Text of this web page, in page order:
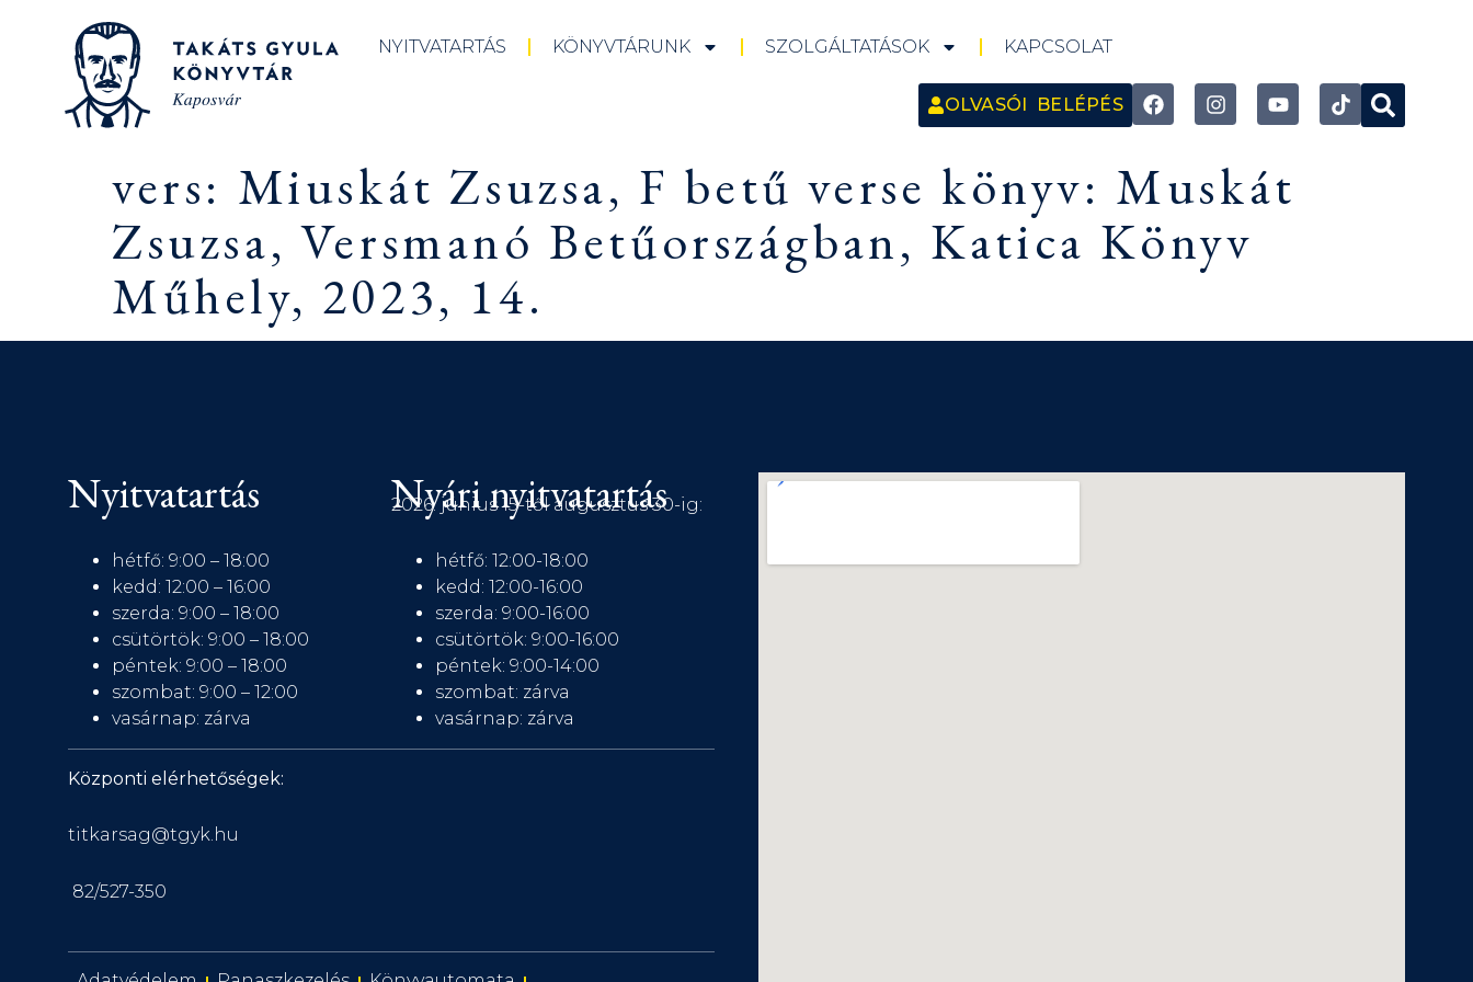
NYITVATARTÁS KÖNYVTÁRUNK SZOLGÁLTATÁSOK KAPCSOLAT
OLVASÓI BELÉPÉS
vers: Miuskát Zsuzsa, F betű verse könyv: Muskát
Zsuzsa, Versmanó Betűországban, Katica Könyv
Műhely, 2023, 14.
Nyitvatartás
hétfő: 9:00 – 18:00
kedd: 12:00 – 16:00
szerda: 9:00 – 18:00
csütörtök: 9:00 – 18:00
péntek: 9:00 – 18:00
szombat: 9:00 – 12:00
vasárnap: zárva
Nyári nyitvatartás
2026. június 15-től augusztus 30-ig:
hétfő: 12:00-18:00
kedd: 12:00-16:00
szerda: 9:00-16:00
csütörtök: 9:00-16:00
péntek: 9:00-14:00
szombat: zárva
vasárnap: zárva
Központi elérhetőségek:
titkarsag@tgyk.hu
82/527-350